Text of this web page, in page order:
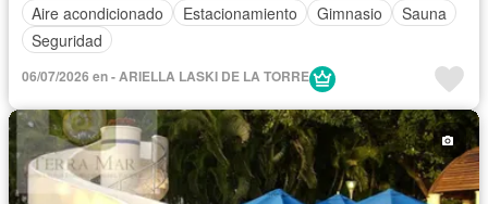
Aire acondicionado
Estacionamiento Gimnasio
Sauna
Seguridad
06/07/2026 en - ARIELLA LASKI DE LA TORRE